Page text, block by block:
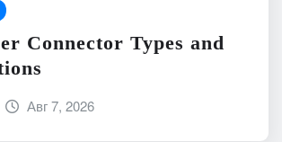
Connector Types and
Авг 7, 2026